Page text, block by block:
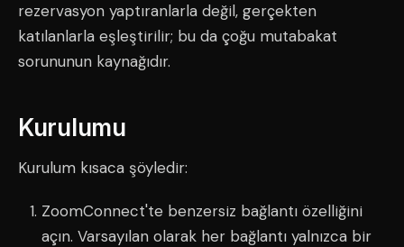
rezervasyon yaptıranlarla değil, gerçekten
katılanlarla eşleştirilir; bu da çoğu mutabakat
sorununun kaynağıdır.
Kurulumu
Kurulum kısaca şöyledir:
ZoomConnect'te benzersiz bağlantı özelliğini
açın. Varsayılan olarak her bağlantı yalnızca bir